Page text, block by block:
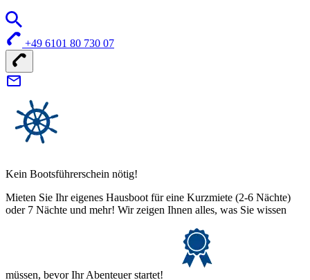
+49 6101 80 730 07
Kein Bootsführerschein nötig!
Mieten Sie Ihr eigenes Hausboot für eine Kurzmiete (2-6 Nächte)
oder 7 Nächte und mehr! Wir zeigen Ihnen alles, was Sie wissen
müssen, bevor Ihr Abenteuer startet!